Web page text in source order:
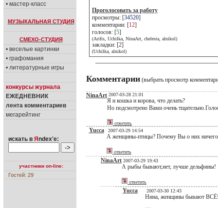
• мастер-класс
МУЗЫКАЛЬНАЯ СТУДИЯ
СМЕХО-СТУДИЯ
• веселые картинки
• графомания
• литературные игры
конкурсы журнала
ЕЖЕДНЕВНИК
лента комментариев
мегарейтинг
искать в Я ndex'е:
участники on-line:
Гостей: 29
Проголосовать за работу
просмотры: [34520]
комментарии: [12]
голосов: [5]
(Arifis, Uchilka, NinaArt, chelesta, alnikol)
закладки: [2]
(Uchilka, alnikol)
Комментарии (выбрать просмотр
NinaArt 2007-03-28 21:01
Я и кошка и корова, что делать?
Но подсмотрено Вами очень
ответить
Yucca 2007-03-29 14:54
А женщины-птицы? Почему Вы о них ничего
ответить
NinaArt 2007-03-29 19:43
А рыбы бывают,нет, лучше дельфины!
ответить
Yucca 2007-03-30 12:43
Нина, женщины бывают ВСЁ!